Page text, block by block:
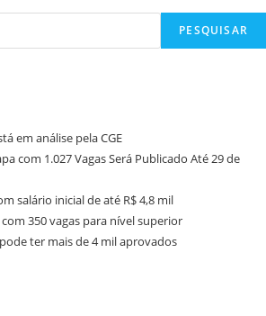
PESQUISAR
em análise pela CGE
com 1.027 Vagas Será Publicado Até 29 de
salário inicial de até R$ 4,8 mil
350 vagas para nível superior
ter mais de 4 mil aprovados